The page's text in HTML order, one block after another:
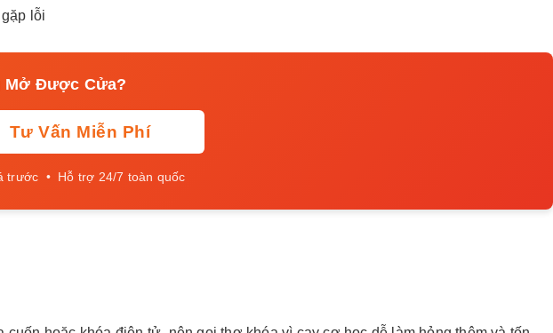
lỗi
Mở Được Cửa?
Tư Vấn Miễn Phí
trước • Hỗ trợ 24/7 toàn quốc